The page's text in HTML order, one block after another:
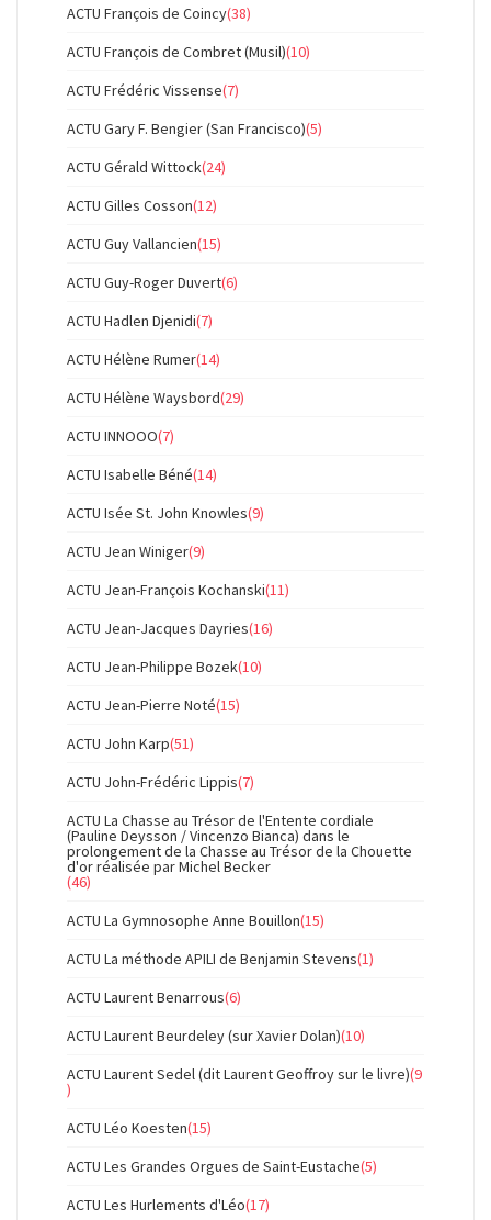
ACTU François de Coincy(38)
ACTU François de Combret (Musil)(10)
ACTU Frédéric Vissense(7)
ACTU Gary F. Bengier (San Francisco)(5)
ACTU Gérald Wittock(24)
ACTU Gilles Cosson(12)
ACTU Guy Vallancien(15)
ACTU Guy-Roger Duvert(6)
ACTU Hadlen Djenidi(7)
ACTU Hélène Rumer(14)
ACTU Hélène Waysbord(29)
ACTU INNOOO(7)
ACTU Isabelle Béné(14)
ACTU Isée St. John Knowles(9)
ACTU Jean Winiger(9)
ACTU Jean-François Kochanski(11)
ACTU Jean-Jacques Dayries(16)
ACTU Jean-Philippe Bozek(10)
ACTU Jean-Pierre Noté(15)
ACTU John Karp(51)
ACTU John-Frédéric Lippis(7)
ACTU La Chasse au Trésor de l'Entente cordiale
(Pauline Deysson / Vincenzo Bianca) dans le
prolongement de la Chasse au Trésor de la Chouette
d'or réalisée par Michel Becker
(46)
ACTU La Gymnosophe Anne Bouillon(15)
ACTU La méthode APILI de Benjamin Stevens(1)
ACTU Laurent Benarrous(6)
ACTU Laurent Beurdeley (sur Xavier Dolan)(10)
ACTU Laurent Sedel (dit Laurent Geoffroy sur le livre)(9
)
ACTU Léo Koesten(15)
ACTU Les Grandes Orgues de Saint-Eustache(5)
ACTU Les Hurlements d'Léo(17)